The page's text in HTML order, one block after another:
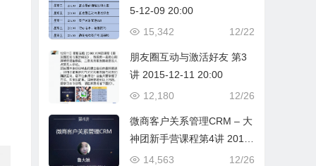
5-12-09 20:00
12/22
15,342
朋友圈互动与激活好友 第3
讲 2015-12-11 20:00
12/26
12,180
微商客户关系管理CRM – 大
神团新手营课程第4讲 2015-
12-14 20:00
12/26
14,563